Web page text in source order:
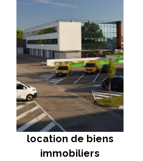
location de biens
immobiliers